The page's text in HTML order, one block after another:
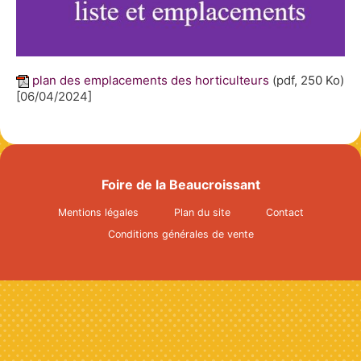
Info & Accès
Contact
plan des emplacements des horticulteurs (pdf, 250 Ko)
[06/04/2024]
Foire de la Beaucroissant
Mentions légales Plan du site
Contact
Conditions générales de vente